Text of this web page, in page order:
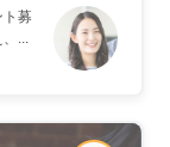
ト募
...